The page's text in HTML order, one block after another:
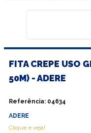
FITA CREPE USO
50M) - ADERE
Referência: 04634
ADERE
Clique e veja!